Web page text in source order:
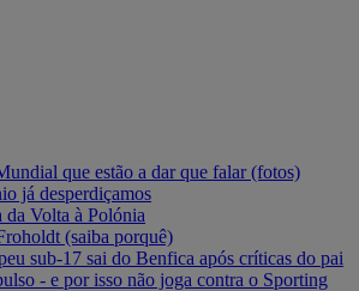
que estão a dar que falar (fotos)
já desperdiçamos
da Volta à Polónia
(saiba porquê)
sub-17 sai do Benfica após críticas do pai
- e por isso não joga contra o Sporting